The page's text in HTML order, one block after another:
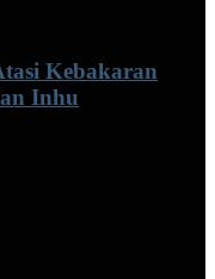
Kebakaran
Inhu